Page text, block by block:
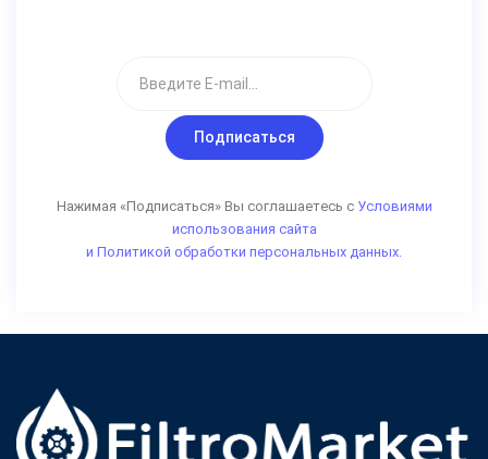
Подписаться
Нажимая «Подписаться» Вы соглашаетесь с Условиями
использования сайта
и Политикой обработки персональных данных.